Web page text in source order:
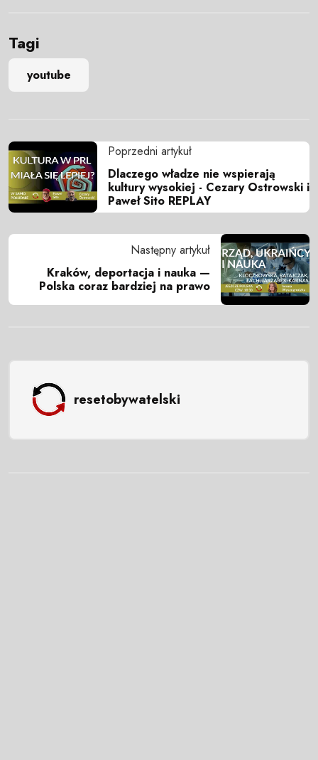
Tagi
youtube
Poprzedni artykuł
Dlaczego władze nie wspierają
kultury wysokiej - Cezary Ostrowski i
Paweł Sito REPLAY
Następny artykuł
Kraków, deportacja i nauka —
Polska coraz bardziej na prawo
resetobywatelski